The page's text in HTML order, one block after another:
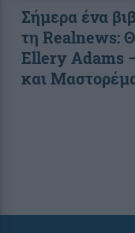
Σήμερα ένα
τη Realnews:
Ellery Adams
και